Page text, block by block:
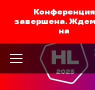
Конференция
завершена.
на